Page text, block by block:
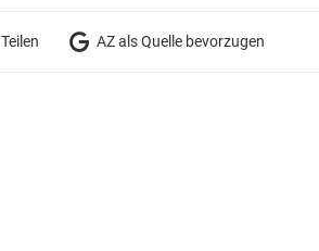
Teilen AZ als Quelle bevorzugen